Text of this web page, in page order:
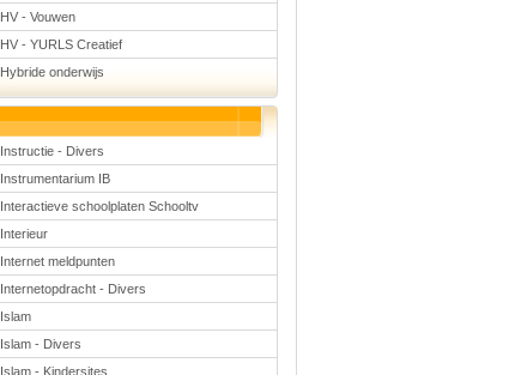
HV - Vouwen
HV - YURLS Creatief
Hybride onderwijs
Instructie - Divers
Instrumentarium IB
Interactieve schoolplaten Schooltv
Interieur
Internet meldpunten
Internetopdracht - Divers
Islam
Islam - Divers
Islam - Kindersites